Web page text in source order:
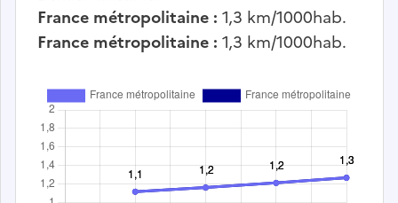
France métropolitaine : 1,3 km/1000hab.
France métropolitaine : 1,3 km/1000hab.